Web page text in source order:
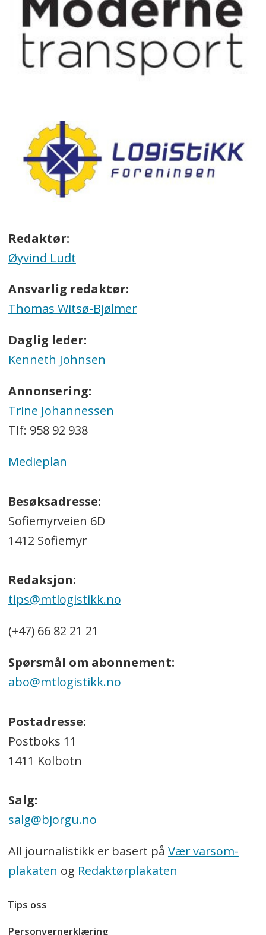
Redaktør:
Øyvind Ludt
Ansvarlig redaktør:
Thomas Witsø-Bjølmer
Daglig leder:
Kenneth Johnsen
Annonsering:
Trine Johannessen
Tlf: 958 92 938
Medieplan
Besøksadresse:
Sofiemyrveien 6D
1412 Sofiemyr
Redaksjon:
tips@mtlogistikk.no
(+47) 66 82 21 21
Spørsmål om abonnement:
abo@mtlogistikk.no
Postadresse:
Postboks 11
1411 Kolbotn
Salg:
salg@bjorgu.no
All journalistikk er basert på Vær varsom-
plakaten og Redaktørplakaten
Tips oss
Personvernerklæring